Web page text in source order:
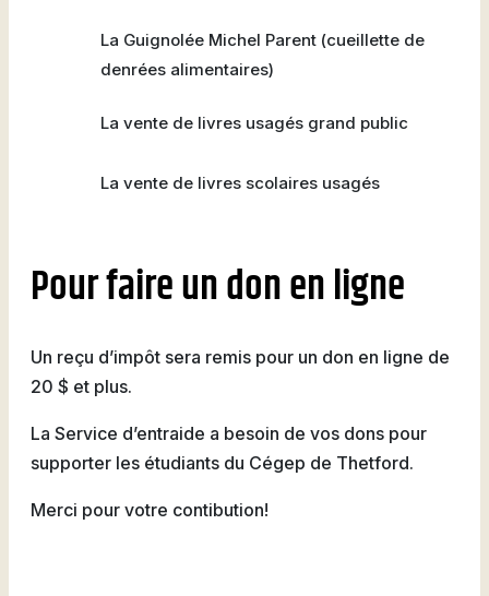
Badminton
Football
La Guignolée Michel Parent (cueillette de
denrées alimentaires)
La vente de livres usagés grand public
La vente de livres scolaires usagés
Pour faire un don en ligne
Un reçu d’impôt sera remis pour un don en ligne de
20 $ et plus.
La Service d’entraide a besoin de vos dons pour
supporter les étudiants du Cégep de Thetford.
Merci pour votre contibution!